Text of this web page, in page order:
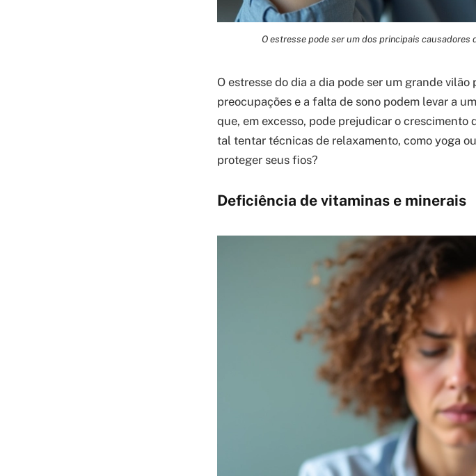
O estresse pode ser um dos principais
O estresse do dia a dia pode ser um grande
preocupações e a falta de sono podem levar a
que, em excesso, pode prejudicar o crescimento
tal tentar técnicas de relaxamento, como yoga
proteger seus fios?
Deficiência de vitaminas e minerais